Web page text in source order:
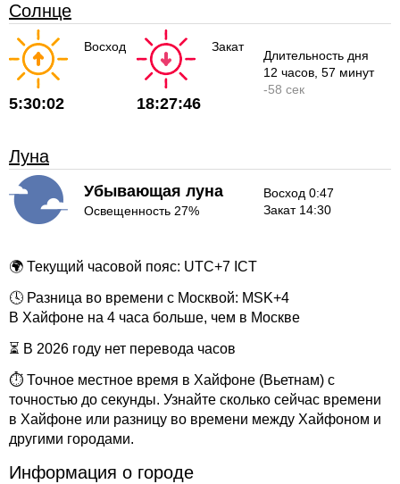
Солнце
Восход
5:30:02
Закат
18:27:46
Длительность дня
12 часов , 57 минут
-58 сек
Луна
Убывающая луна
Освещенность 27%
Восход 0:47
Закат 14:30
🌍 Текущий часовой пояс: UTC+7 ICT
🕓 Разница во времени с Москвой: MSK+4
В Хайфоне на 4 часа больше, чем в Москве
⏳ В 2026 году нет перевода часов
⏱ Точное местное время в Хайфоне (Вьетнам) с
точностью до секунды. Узнайте сколько сейчас времени
в Хайфоне или разницу во времени между Хайфоном и
другими городами.
Информация о городе